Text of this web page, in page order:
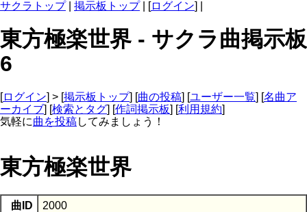
サクラトップ| 掲示板トップ| [ログイン] |
東方極楽世界 - サクラ曲掲示板
6
[ログイン] > [掲示板トップ] [曲の投稿] [ユーザー一覧] [名曲ア
ーカイブ] [検索とタグ] [作詞掲示板] [利用規約]
気軽に曲を投稿してみましょう！
東方極楽世界
曲ID
2000